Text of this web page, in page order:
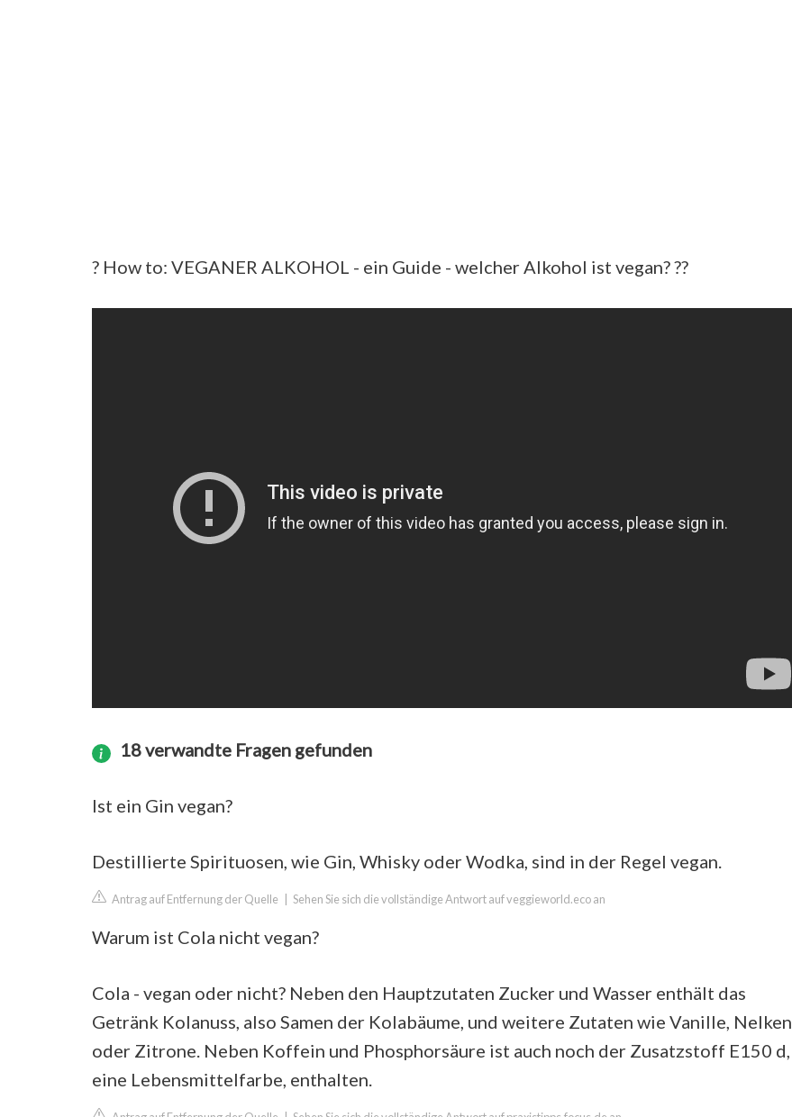
? How to: VEGANER ALKOHOL - ein Guide - welcher Alkohol ist vegan? ??
18 verwandte Fragen gefunden
Ist ein Gin vegan?
Destillierte Spirituosen, wie Gin, Whisky oder Wodka, sind in der Regel vegan.
Antrag auf Entfernung der Quelle Sehen Sie sich die vollständige Antwort auf veggieworld.eco an
Warum ist Cola nicht vegan?
Cola - vegan oder nicht? Neben den Hauptzutaten Zucker und Wasser enthält das
Getränk Kolanuss, also Samen der Kolabäume, und weitere Zutaten wie Vanille, Nelken
oder Zitrone. Neben Koffein und Phosphorsäure ist auch noch der Zusatzstoff E150 d,
eine Lebensmittelfarbe, enthalten.